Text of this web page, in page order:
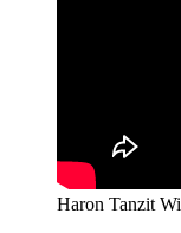
Haron Tanzit